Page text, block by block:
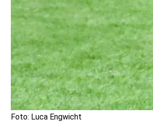
Foto: Luca Engwicht